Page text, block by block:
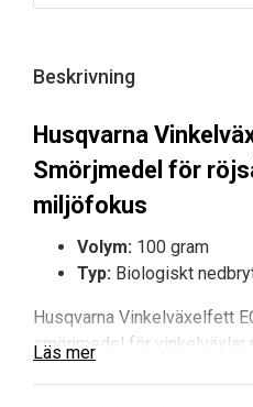
ursprungliga
10
834 kr.
nuvarande
8
395 kr.
Beskrivning
Husqvarna
Smörjmedel för
miljöfokus
Volym: 100 gram
Typ: Biologiskt
Husqvarna Vinkelväxelfett
smörjmedel för vinkelväxlar
Läs mer